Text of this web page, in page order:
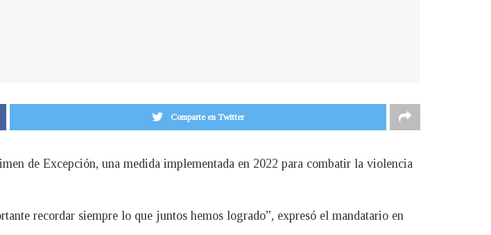
Comparte en Twitter
de Excepción, una medida implementada en 2022 para combatir la violencia
recordar siempre lo que juntos hemos logrado”, expresó el mandatario en